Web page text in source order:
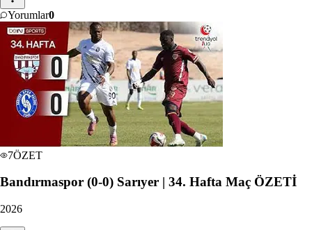
Yorumlar0
7ÖZET
Bandırmaspor (0-0) Sarıyer | 34. Hafta Maç ÖZETİ
2026